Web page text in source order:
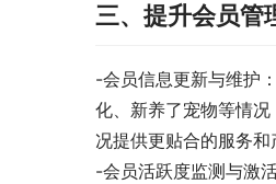
三、提升会员管
-会员信息更新与维护
化、新养了宠物等情
况提供更贴合的服务和
-会员活跃度监测与激